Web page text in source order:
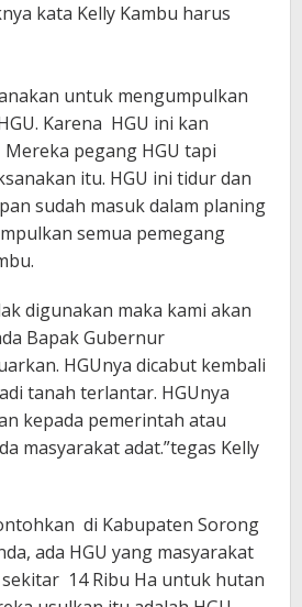
kata Kelly Kambu harus
untuk mengumpulkan
Karena HGU ini kan
pegang HGU tapi
itu. HGU ini tidur dan
sudah masuk dalam planing
semua pemegang
digunakan maka kami akan
Bapak Gubernur
HGUnya dicabut kembali
tanah terlantar. HGUnya
kepada pemerintah atau
masyarakat adat.”tegas Kelly
di Kabupaten Sorong
ada HGU yang masyarakat
14 Ribu Ha untuk hutan